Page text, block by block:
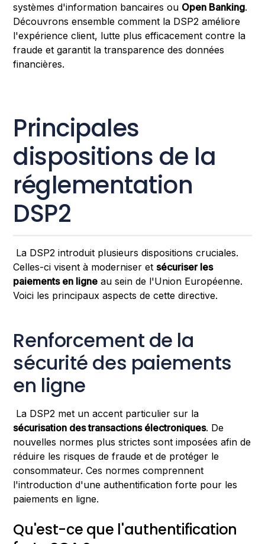
systèmes d'information bancaires ou Open Banking.
Découvrons ensemble comment la DSP2 améliore
l'expérience client, lutte plus efficacement contre la
fraude et garantit la transparence des données
financières.
Principales
dispositions de la
réglementation
DSP2
La DSP2 introduit plusieurs dispositions cruciales.
Celles-ci visent à moderniser etsécuriser les
paiements en ligne au sein de l'Union Européenne.
Voici les principaux aspects de cette directive.
Renforcement de la
sécurité des paiements
en ligne
La DSP2 met un accent particulier sur la
sécurisation des transactions électroniques. De
nouvelles normes plus strictes sont imposées afin de
réduire les risques de fraude et de protéger le
consommateur. Ces normes comprennent
l'introduction d'une authentification forte pour les
paiements en ligne.
Qu'est-ce que l'authentification